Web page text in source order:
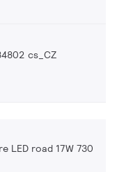
cs_CZ
LED road 17W 730